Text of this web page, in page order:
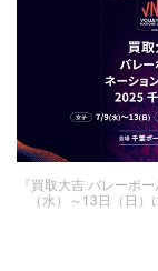
『買取大吉 バレーボ
（水）～13日（日